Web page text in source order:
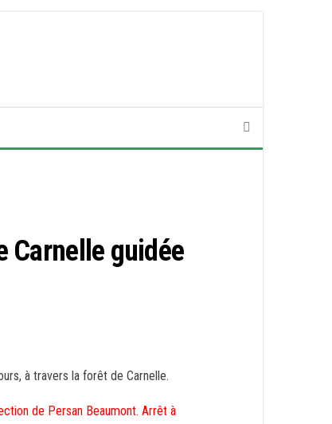
Carnelle guidée
à travers la forêt de Carnelle.
de Persan Beaumont. Arrêt à